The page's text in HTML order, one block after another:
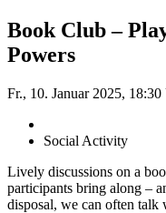
Book Club –
Powers
Fr., 10. Januar 2025,
Social Activity
Lively discussions on a
participants bring along –
disposal, we can often talk